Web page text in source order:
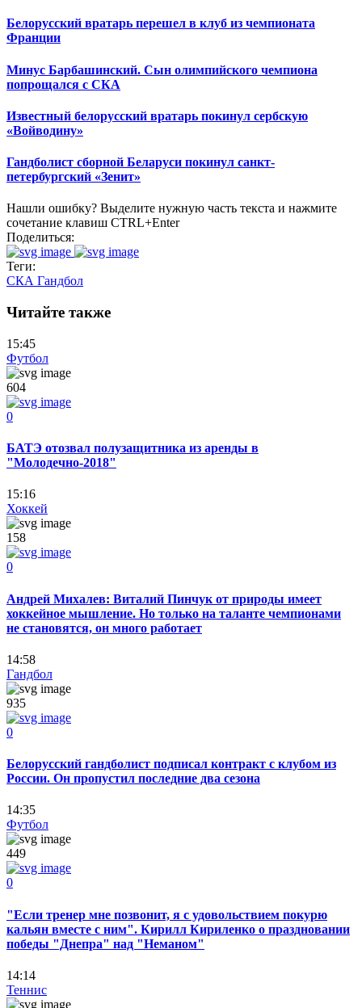
Белорусский вратарь перешел в клуб из чемпионата
Франции
Минус Барбашинский. Сын олимпийского чемпиона
попрощался с СКА
Известный белорусский вратарь покинул сербскую
«Войводину»
Гандболист сборной Беларуси покинул санкт-
петербургский «Зенит»
Нашли ошибку? Выделите нужную часть текста и нажмите
сочетание клавиш CTRL+Enter
Поделиться:
Теги:
СКА Гандбол
Читайте также
15:45
Футбол
604
0
БАТЭ отозвал полузащитника из аренды в
"Молодечно-2018"
15:16
Хоккей
158
0
Андрей Михалев: Виталий Пинчук от природы имеет
хоккейное мышление. Но только на таланте чемпионами
не становятся, он много работает
14:58
Гандбол
935
0
Белорусский гандболист подписал контракт с клубом из
России. Он пропустил последние два сезона
14:35
Футбол
449
0
"Если тренер мне позвонит, я с удовольствием покурю
кальян вместе с ним". Кирилл Кириленко о праздновании
победы "Днепра" над "Неманом"
14:14
Теннис